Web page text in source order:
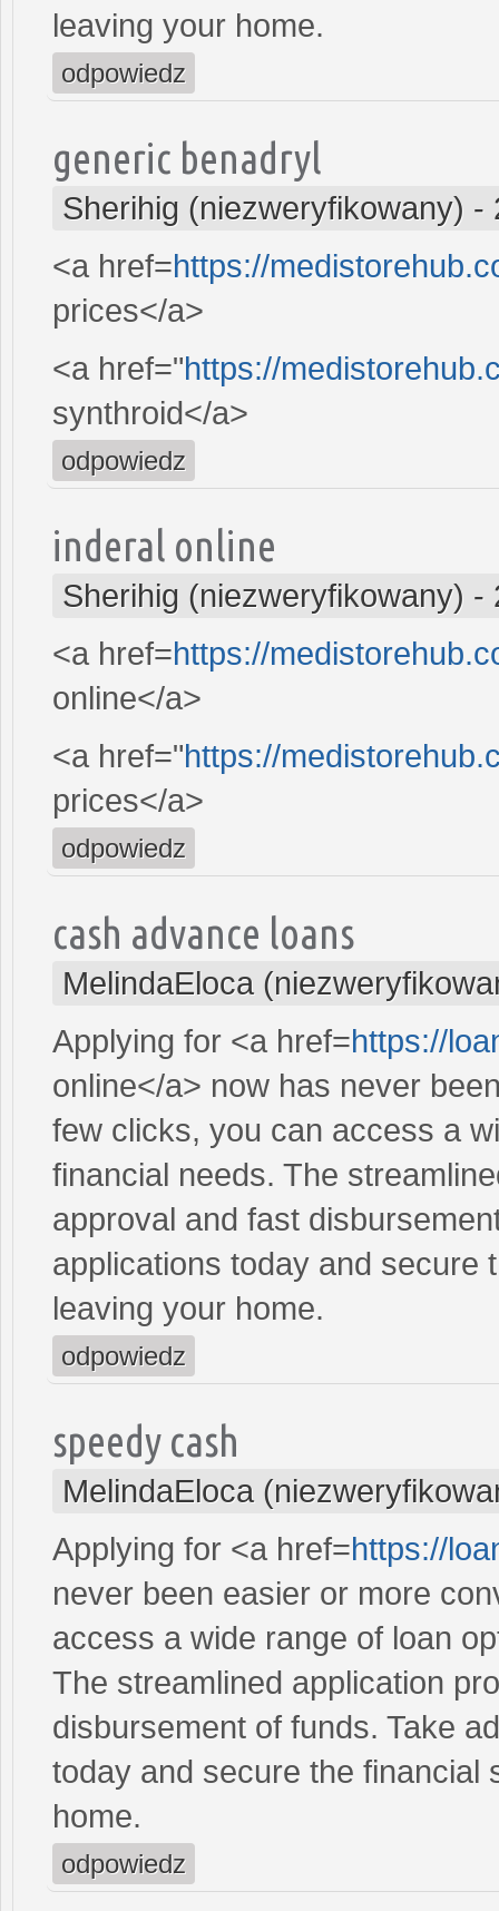
leaving your home.
odpowiedz
generic benadryl
Sherihig (niezweryfikowany) -
<a href=https://
prices</a>
<a href="https://
synthroid</a>
odpowiedz
inderal online
Sherihig (niezweryfikowany) -
<a href=https://
online</a>
<a href="https://
prices</a>
odpowiedz
cash advance loans
MelindaEloca
Applying for <a href=https://
online</a> now has never
few clicks, you can access a
financial needs. The
approval and fast
applications today and secure
leaving your home.
odpowiedz
speedy cash
MelindaEloca
Applying for <a href=https://
never been easier or more
access a wide range of loan
The streamlined application
disbursement of funds. Take
today and secure the financial
home.
odpowiedz